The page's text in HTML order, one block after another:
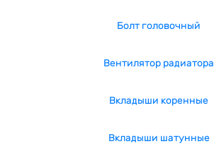
Болт головочный
Вентилятор радиатора
Вкладыши коренные
Вкладыши шатунные